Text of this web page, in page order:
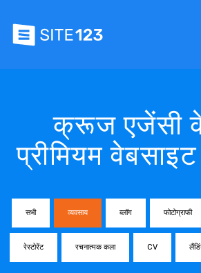
क्रूज एजेंसी
प्रीमियम
सभी व्यवसाय ब्लॉग फोटोग्राफी
रेस्टोरेंट रचनात्मक कला CV